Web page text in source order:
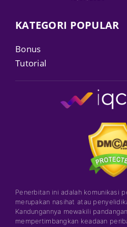
KATEGORI POPULAR
Bonus
Tutorial
Penerbitan ini adalah komunikasi
merupakan nasihat atau
Kandungannya mewakili
mempertimbangkan keadaan